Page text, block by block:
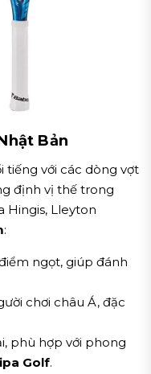
Bản
tiếng với các dòng vợt
định vị thế trong
Hingis, Lleyton
:
ngọt, giúp đánh
chơi châu Á, đặc
phù hợp với phong
Golf.